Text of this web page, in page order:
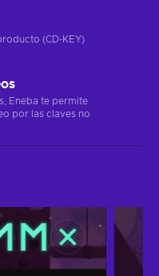
(CD-KEY)
Eneba te permite
por las claves no